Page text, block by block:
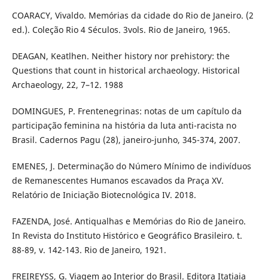
COARACY, Vivaldo. Memórias da cidade do Rio de Janeiro. (2
ed.). Coleção Rio 4 Séculos. 3vols. Rio de Janeiro, 1965.
DEAGAN, Keatlhen. Neither history nor prehistory: the
Questions that count in historical archaeology. Historical
Archaeology, 22, 7–12. 1988
DOMINGUES, P. Frentenegrinas: notas de um capítulo da
participação feminina na história da luta anti-racista no
Brasil. Cadernos Pagu (28), janeiro-junho, 345-374, 2007.
EMENES, J. Determinação do Número Mínimo de indivíduos
de Remanescentes Humanos escavados da Praça XV.
Relatório de Iniciação Biotecnológica IV. 2018.
FAZENDA, José. Antiqualhas e Memórias do Rio de Janeiro.
In Revista do Instituto Histórico e Geográfico Brasileiro. t.
88-89, v. 142-143. Rio de Janeiro, 1921.
FREIREYSS, G. Viagem ao Interior do Brasil. Editora Itatiaia